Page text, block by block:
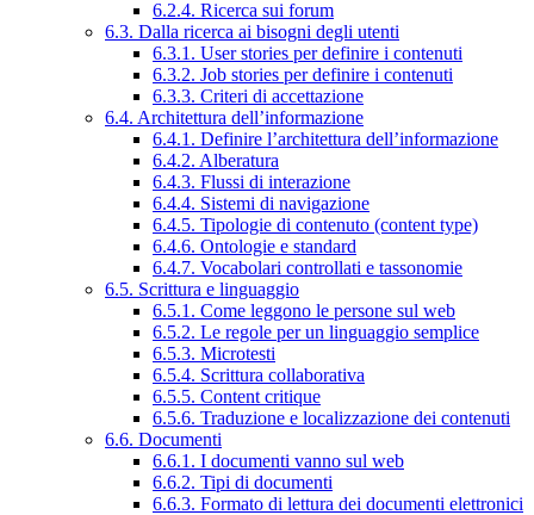
6.2.4. Ricerca sui forum
6.3. Dalla ricerca ai bisogni degli utenti
6.3.1. User stories per definire i contenuti
6.3.2. Job stories per definire i contenuti
6.3.3. Criteri di accettazione
6.4. Architettura dell’informazione
6.4.1. Definire l’architettura dell’informazione
6.4.2. Alberatura
6.4.3. Flussi di interazione
6.4.4. Sistemi di navigazione
6.4.5. Tipologie di contenuto (content type)
6.4.6. Ontologie e standard
6.4.7. Vocabolari controllati e tassonomie
6.5. Scrittura e linguaggio
6.5.1. Come leggono le persone sul web
6.5.2. Le regole per un linguaggio semplice
6.5.3. Microtesti
6.5.4. Scrittura collaborativa
6.5.5. Content critique
6.5.6. Traduzione e localizzazione dei contenuti
6.6. Documenti
6.6.1. I documenti vanno sul web
6.6.2. Tipi di documenti
6.6.3. Formato di lettura dei documenti elettronici